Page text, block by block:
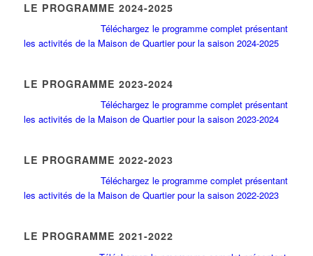
LE PROGRAMME 2024-2025
Téléchargez le programme complet présentant
les activités de la Maison de Quartier pour la saison 2024-2025
LE PROGRAMME 2023-2024
Téléchargez le programme complet présentant
les activités de la Maison de Quartier pour la saison 2023-2024
LE PROGRAMME 2022-2023
Téléchargez le programme complet présentant
les activités de la Maison de Quartier pour la saison 2022-2023
LE PROGRAMME 2021-2022